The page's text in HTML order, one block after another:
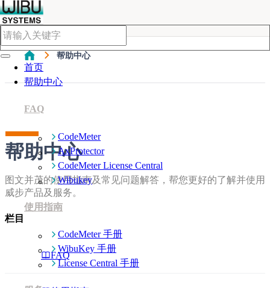
首页
帮助中心
FAQ
CodeMeter
AxProtector
CodeMeter License Central
Wibukey
使用指南
CodeMeter 手册
WibuKey 手册
License Central 手册
帮助中心
帮助中心
图文并茂的使用指南及常见问题解答，帮您更好的了解并使用
威步产品及服务。
栏目
FAQ